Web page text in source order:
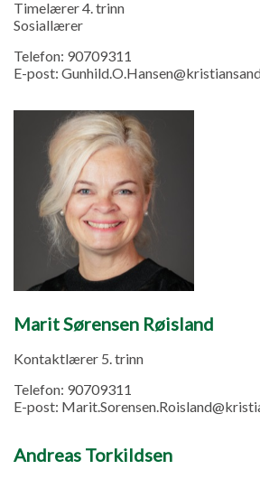
Timelærer 4. trinn
Sosiallærer
Telefon: 90709311
E-post:
Marit Sørensen Røisland
Kontaktlærer 5. trinn
Telefon: 90709311
E-post:
Andreas Torkildsen